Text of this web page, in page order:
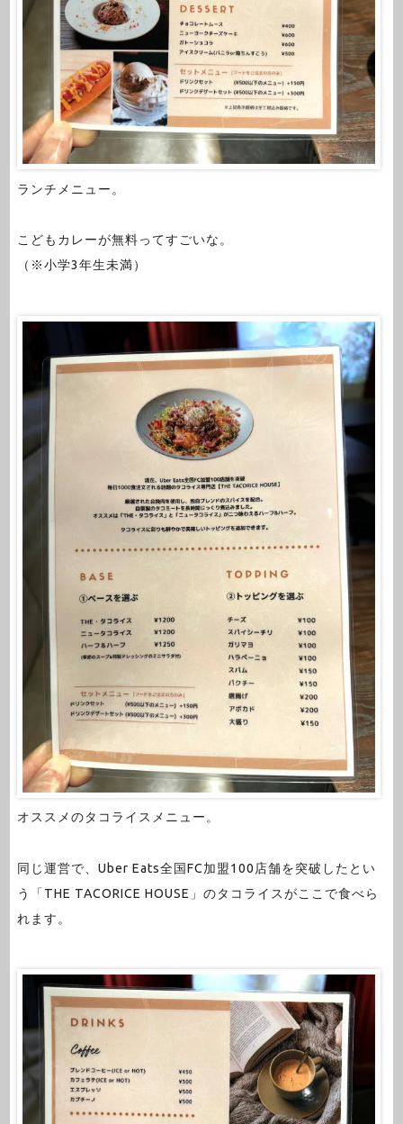
ランチメニュー。
こどもカレーが無料ってすごいな。
（※小学3年生未満）
オススメのタコライスメニュー。
同じ運営で、Uber Eats全国FC加盟100店舗を突破したとい
う「THE TACORICE HOUSE」のタコライスがここで食べら
れます。